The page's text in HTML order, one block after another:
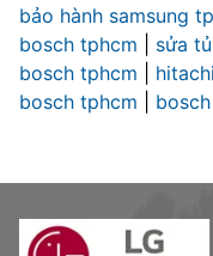
bảo hành samsung
bosch tphcm
sửa
bosch tphcm
bosch tphcm